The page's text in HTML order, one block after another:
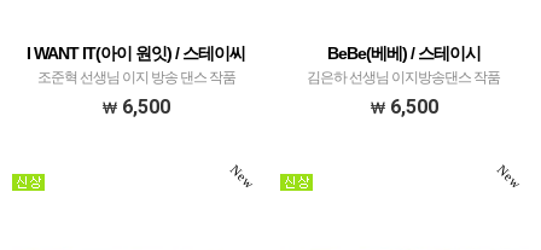
I WANT IT(아이 원잇) / 스테이씨
조준혁 선생님 이지 방송 댄스 작품
6,500
BeBe(베베) / 스테이시
김은하 선생님 이지방송댄스 작품
6,500
New New